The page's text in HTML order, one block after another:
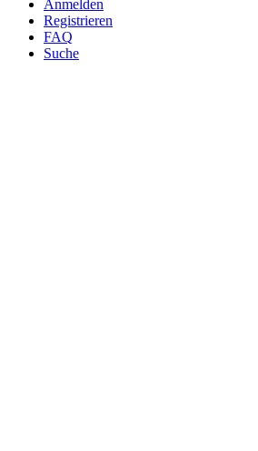
Anmelden
Registrieren
FAQ
Suche